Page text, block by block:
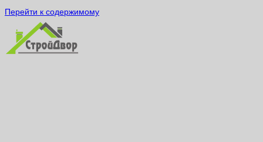
Перейти к содержимому